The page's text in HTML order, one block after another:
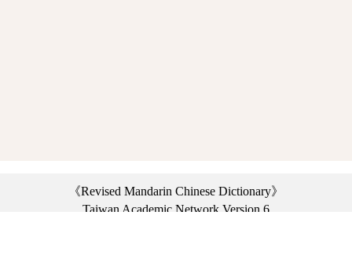
《Revised Mandarin Chinese Dictionary》
Taiwan Academic Network Version 6